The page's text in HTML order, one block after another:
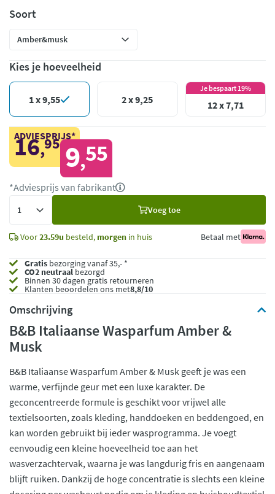
Soort
Kies je hoeveelheid
1 x 9,55 2 x 9,25
Je bespaart 19%
12 x 7,71
ADVIESPRIJS*
16,95 9,55
*Adviesprijs van fabrikant
Voeg toe
Voor23.59u besteld, morgen in huis Betaal met
Gratis bezorging vanaf 35,- *
CO2 neutraalbezorgd
Binnen 30 dagen gratis retourneren
Klanten beoordelen ons met8,8/10
Omschrijving
B&B Italiaanse Wasparfum Amber &
Musk
B&B Italiaanse Wasparfum Amber & Musk geeft je was een
warme, verfijnde geur met een luxe karakter. De
geconcentreerde formule is geschikt voor vrijwel alle
textielsoorten, zoals kleding, handdoeken en beddengoed, en
kan worden gebruikt bij ieder wasprogramma. Je voegt
eenvoudig een kleine hoeveelheid toe aan het
wasverzachtervak, waarna je was langdurig fris en aangenaam
blijft ruiken. Dankzij de hoge concentratie is slechts een kleine